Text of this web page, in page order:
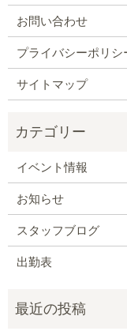
お問い合わせ
プライバシーポリシ
サイトマップ
イベント情報
お知らせ
スタッフブログ
出勤表